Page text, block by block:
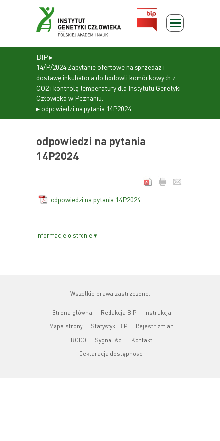
BIP▸
14/P/2024 Zapytanie ofertowe na sprzedaż i
dostawę inkubatora do hodowli komórkowych z
CO2 i kontrolą temperatury dla Instytutu Genetyki
Człowieka w Poznaniu.
▸ odpowiedzi na pytania 14P2024
odpowiedzi na pytania
14P2024
odpowiedzi na pytania 14P2024
Informacje o stronie ▾
Wszelkie prawa zastrzeżone.
Strona główna Redakcja BIP
Instrukcja
Mapa strony
Statystyki BIP
Rejestr zmian
RODO
Sygnaliści
Kontakt
Deklaracja dostępności